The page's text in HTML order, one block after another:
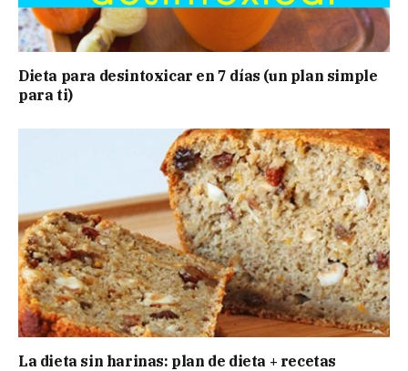
Dieta para desintoxicar en 7 días (un plan simple
para ti)
La dieta sin harinas: plan de dieta + recetas